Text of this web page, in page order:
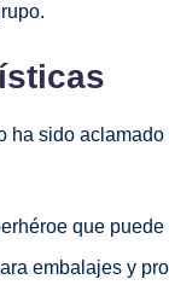
sido
que
embalajes y⁤